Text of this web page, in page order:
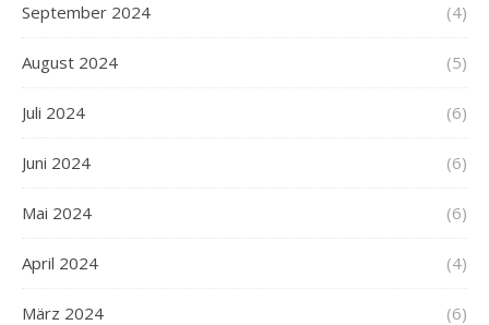
September 2024 (4)
August 2024 (5)
Juli 2024 (6)
Juni 2024 (6)
Mai 2024 (6)
April 2024 (4)
März 2024 (6)